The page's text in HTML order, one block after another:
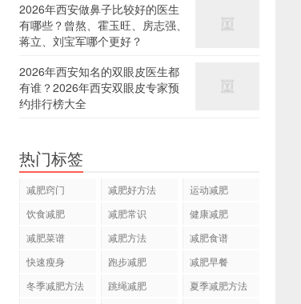
2026年西安做鼻子比较好的医生
有哪些？曾熬、霍玉旺、房志强、
蒋立、刘宝军哪个更好？
2026年西安知名的双眼皮医生都
有谁？2026年西安双眼皮专家预
约排行榜大全
热门标签
减肥窍门 减肥好方法
运动减肥
饮食减肥
减肥常识
健康减肥
减肥菜谱
减肥方法
减肥食谱
快速瘦身
跑步减肥
减肥早餐
冬季减肥方法
跳绳减肥
夏季减肥方法